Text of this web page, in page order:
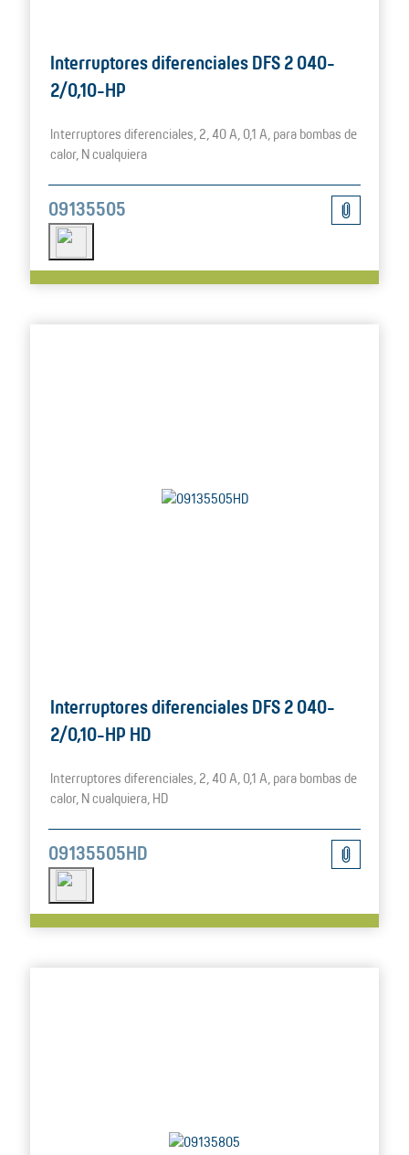
Interruptores diferenciales DFS 2 040-
2/0,10-HP
Interruptores diferenciales, 2, 40 A, 0,1 A, para bombas de
calor, N cualquiera
09135505
Interruptores diferenciales DFS 2 040-
2/0,10-HP HD
Interruptores diferenciales, 2, 40 A, 0,1 A, para bombas de
calor, N cualquiera, HD
09135505HD